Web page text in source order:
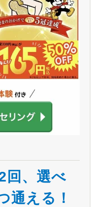
回、選べ
通える！